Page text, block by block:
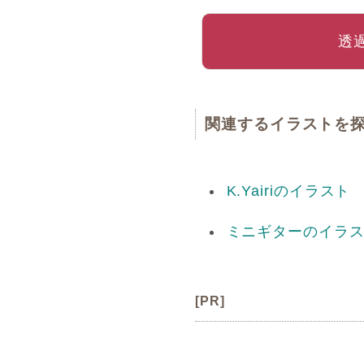
透
関連するイラストを
K.Yairiのイラスト
ミニギターのイラ
[PR]